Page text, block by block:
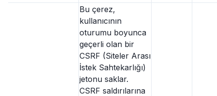
Bu çerez,
kullanıcının
oturumu boyunca
geçerli olan bir
CSRF (Siteler Arası
İstek Sahtekarlığı)
jetonu saklar.
CSRF saldırılarına